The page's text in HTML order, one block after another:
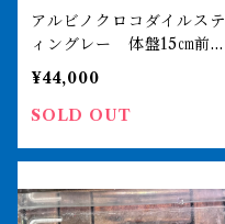
アルビノクロコダイルステ
ィングレー 体盤15㎝前
後 ♀
¥44,000
SOLD OUT